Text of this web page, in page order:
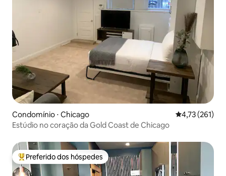
Condomínio ⋅ Chicago 4,73 de uma
4,73 (261)
Estúdio no coração da Gold Coast de Chicago
Entre os melhores preferidos dos hóspedes
Preferido dos hóspedes